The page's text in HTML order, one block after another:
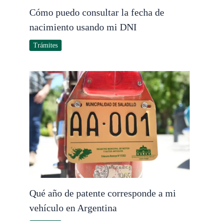
Cómo puedo consultar la fecha de
nacimiento usando mi DNI
Trámites
Qué año de patente corresponde a mi
vehículo en Argentina